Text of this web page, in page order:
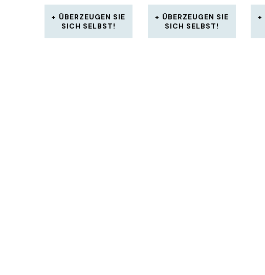
ÜBERZEUGEN SIE
SICH SELBST!
ÜBERZEUGEN SIE
SICH SELBST!